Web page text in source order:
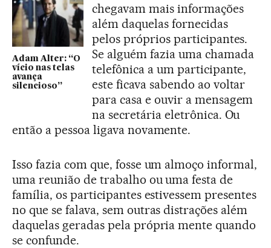
Adam Alter: “O
vício nas telas
avança
silencioso”
chegavam mais informações
além daquelas fornecidas
pelos próprios participantes.
Se alguém fazia uma chamada
telefônica a um participante,
este ficava sabendo ao voltar
para casa e ouvir a mensagem
na secretária eletrônica. Ou
então a pessoa ligava novamente.
Isso fazia com que, fosse um almoço informal,
uma reunião de trabalho ou uma festa de
família, os participantes estivessem presentes
no que se falava, sem outras distrações além
daquelas geradas pela própria mente quando
se confunde.